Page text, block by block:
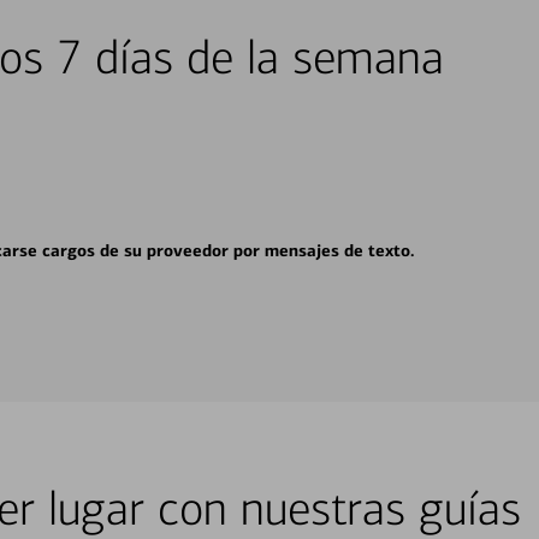
7 días de la semana
cargos de su proveedor por mensajes de texto.
lugar con nuestras guías